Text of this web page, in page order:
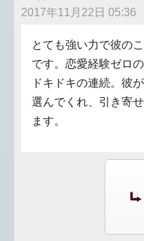
2017年11月22日 05:36
とても強い力で彼の
です。恋愛経験ゼロ
ドキドキの連続。彼
選んでくれ、引き寄
ます。